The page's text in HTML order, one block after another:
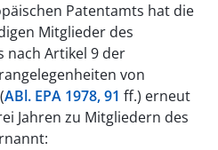
Patentamts hat die
Mitglieder des
nach Artikel 9 der
von
ABl. EPA 1978, 91 ff.) erneut
Jahren zu Mitgliedern des